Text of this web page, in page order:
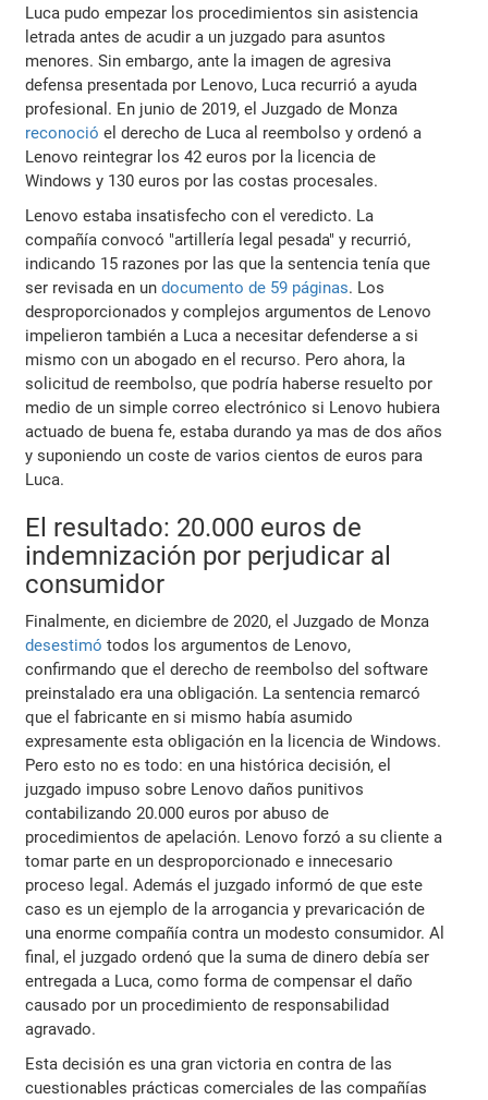
Luca pudo empezar los procedimientos sin asistencia
letrada antes de acudir a un juzgado para asuntos
menores. Sin embargo, ante la imagen de agresiva
defensa presentada por Lenovo, Luca recurrió a ayuda
profesional. En junio de 2019, el Juzgado de Monza
reconoció el derecho de Luca al reembolso y ordenó a
Lenovo reintegrar los 42 euros por la licencia de
Windows y 130 euros por las costas procesales.
Lenovo estaba insatisfecho con el veredicto. La
compañía convocó "artillería legal pesada" y recurrió,
indicando 15 razones por las que la sentencia tenía que
ser revisada en undocumento de 59 páginas. Los
desproporcionados y complejos argumentos de Lenovo
impelieron también a Luca a necesitar defenderse a si
mismo con un abogado en el recurso. Pero ahora, la
solicitud de reembolso, que podría haberse resuelto por
medio de un simple correo electrónico si Lenovo hubiera
actuado de buena fe, estaba durando ya mas de dos años
y suponiendo un coste de varios cientos de euros para
Luca.
El resultado: 20.000 euros de
indemnización por perjudicar al
consumidor
Finalmente, en diciembre de 2020, el Juzgado de Monza
desestimó todos los argumentos de Lenovo,
confirmando que el derecho de reembolso del software
preinstalado era una obligación. La sentencia remarcó
que el fabricante en si mismo había asumido
expresamente esta obligación en la licencia de Windows.
Pero esto no es todo: en una histórica decisión, el
juzgado impuso sobre Lenovo daños punitivos
contabilizando 20.000 euros por abuso de
procedimientos de apelación. Lenovo forzó a su cliente a
tomar parte en un desproporcionado e innecesario
proceso legal. Además el juzgado informó de que este
caso es un ejemplo de la arrogancia y prevaricación de
una enorme compañía contra un modesto consumidor. Al
final, el juzgado ordenó que la suma de dinero debía ser
entregada a Luca, como forma de compensar el daño
causado por un procedimiento de responsabilidad
agravado.
Esta decisión es una gran victoria en contra de las
cuestionables prácticas comerciales de las compañías